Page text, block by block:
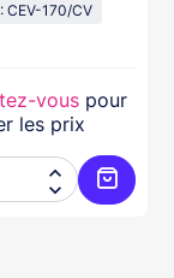
CEV-170/CV
vous pour
les prix

